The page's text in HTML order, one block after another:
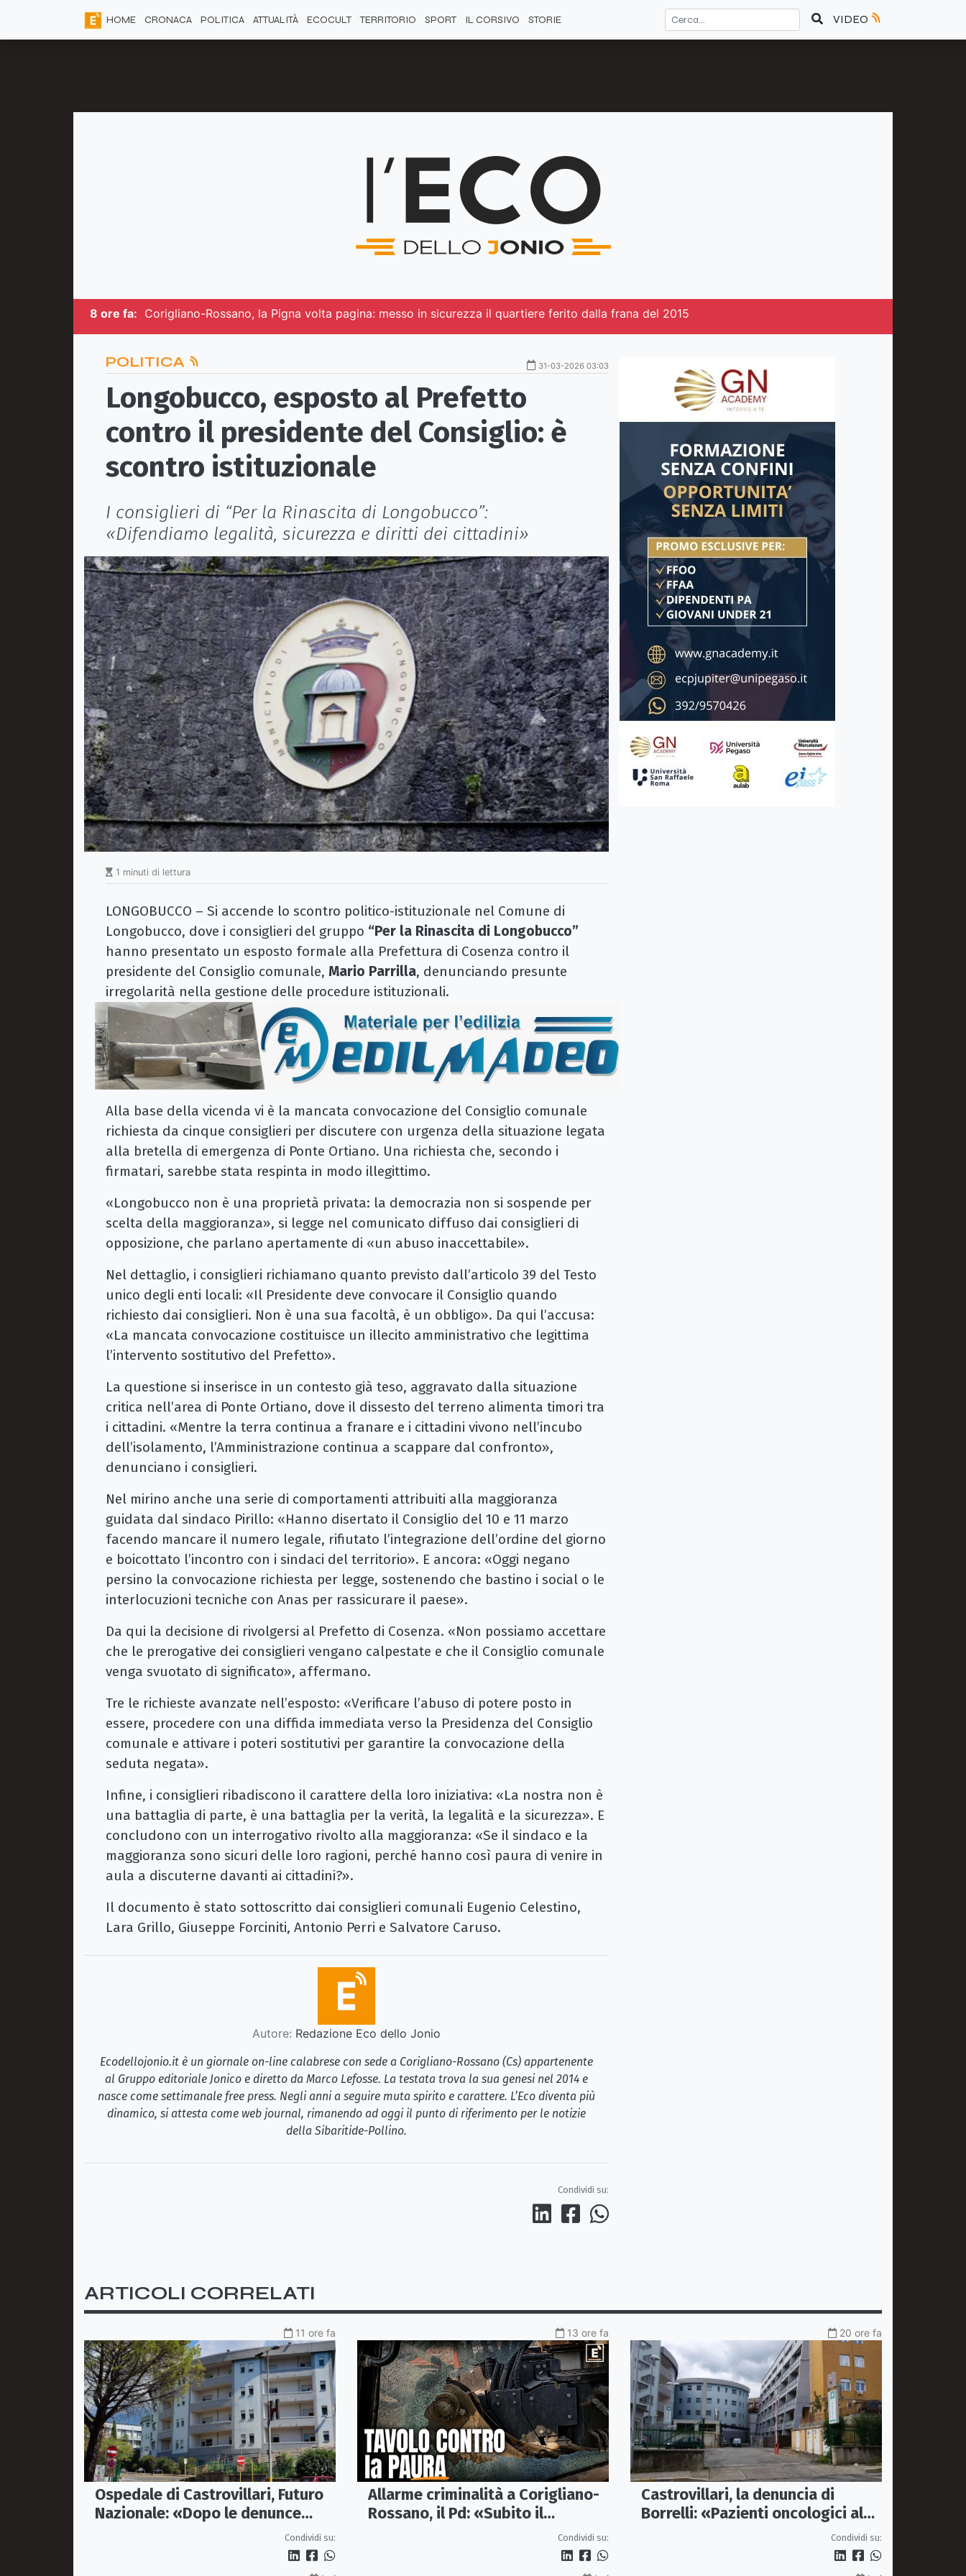
HOME CRONACA POLITICA ATTUALITÀ ECOCULT TERRITORIO SPORT IL CORSIVO STORIE VIDEO
8 ore fa: Corigliano-Rossano, la Pigna volta pagina: messo in sicurezza il quartiere ferito dalla frana del 2015
POLITICA 31-03-2026 03:03
Longobucco, esposto al Prefetto
contro il presidente del Consiglio: è
scontro istituzionale
I consiglieri di “Per la Rinascita di Longobucco”:
«Difendiamo legalità, sicurezza e diritti dei cittadini»
1 minuti di lettura
LONGOBUCCO – Si accende lo scontro politico-istituzionale nel Comune di
Longobucco, dove i consiglieri del gruppo “Per la Rinascita di Longobucco”
hanno presentato un esposto formale alla Prefettura di Cosenza contro il
presidente del Consiglio comunale, Mario Parrilla, denunciando presunte
irregolarità nella gestione delle procedure istituzionali.
Alla base della vicenda vi è la mancata convocazione del Consiglio comunale
richiesta da cinque consiglieri per discutere con urgenza della situazione legata
alla bretella di emergenza di Ponte Ortiano. Una richiesta che, secondo i
firmatari, sarebbe stata respinta in modo illegittimo.
«Longobucco non è una proprietà privata: la democrazia non si sospende per
scelta della maggioranza», si legge nel comunicato diffuso dai consiglieri di
opposizione, che parlano apertamente di «un abuso inaccettabile».
Nel dettaglio, i consiglieri richiamano quanto previsto dall’articolo 39 del Testo
unico degli enti locali: «Il Presidente deve convocare il Consiglio quando
richiesto dai consiglieri. Non è una sua facoltà, è un obbligo». Da qui l’accusa:
«La mancata convocazione costituisce un illecito amministrativo che legittima
l’intervento sostitutivo del Prefetto».
La questione si inserisce in un contesto già teso, aggravato dalla situazione
critica nell’area di Ponte Ortiano, dove il dissesto del terreno alimenta timori tra
i cittadini. «Mentre la terra continua a franare e i cittadini vivono nell’incubo
dell’isolamento, l’Amministrazione continua a scappare dal confronto»,
denunciano i consiglieri.
Nel mirino anche una serie di comportamenti attribuiti alla maggioranza
guidata dal sindaco Pirillo: «Hanno disertato il Consiglio del 10 e 11 marzo
facendo mancare il numero legale, rifiutato l’integrazione dell’ordine del giorno
e boicottato l’incontro con i sindaci del territorio». E ancora: «Oggi negano
persino la convocazione richiesta per legge, sostenendo che bastino i social o le
interlocuzioni tecniche con Anas per rassicurare il paese».
Da qui la decisione di rivolgersi al Prefetto di Cosenza. «Non possiamo accettare
che le prerogative dei consiglieri vengano calpestate e che il Consiglio comunale
venga svuotato di significato», affermano.
Tre le richieste avanzate nell’esposto: «Verificare l’abuso di potere posto in
essere, procedere con una diffida immediata verso la Presidenza del Consiglio
comunale e attivare i poteri sostitutivi per garantire la convocazione della
seduta negata».
Infine, i consiglieri ribadiscono il carattere della loro iniziativa: «La nostra non è
una battaglia di parte, è una battaglia per la verità, la legalità e la sicurezza». E
concludono con un interrogativo rivolto alla maggioranza: «Se il sindaco e la
maggioranza sono sicuri delle loro ragioni, perché hanno così paura di venire in
aula a discuterne davanti ai cittadini?».
Il documento è stato sottoscritto dai consiglieri comunali Eugenio Celestino,
Lara Grillo, Giuseppe Forciniti, Antonio Perri e Salvatore Caruso.
Autore: Redazione Eco dello Jonio
Ecodellojonio.it è un giornale on-line calabrese con sede a Corigliano-Rossano (Cs) appartenente
al Gruppo editoriale Jonico e diretto da Marco Lefosse. La testata trova la sua genesi nel 2014 e
nasce come settimanale free press. Negli anni a seguire muta spirito e carattere. L’Eco diventa più
dinamico, si attesta come web journal, rimanendo ad oggi il punto di riferimento per le notizie
della Sibaritide-Pollino.
Condividi su:
ARTICOLI CORRELATI
11 ore fa
Ospedale di Castrovillari, Futuro
Nazionale: «Dopo le denunce
servono fatti, non passerelle»Condividi su:
13 ore fa
Allarme criminalità a Corigliano-
Rossano, il Pd: «Subito il
Comitato per la Sicurezza»Condividi su:
20 ore fa
Castrovillari, la denuncia di
Borrelli: «Pazienti oncologici al
Condividi su: